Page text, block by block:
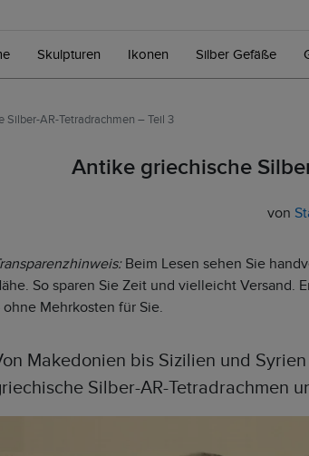
Skulpturen Ikonen Silber Gefäße
Silber-AR-Tetradrachmen – Teil 3
Antike griechische
von
Beim Lesen sehen Sie
So sparen Sie Zeit und vielleicht Versand.
ohne Mehrkosten für Sie.
Makedonien bis Sizilien und
Silber-AR-Tetradrachmen